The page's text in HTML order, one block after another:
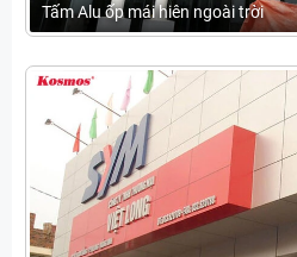
Tấm Alu ốp mái hiên ngoài trời